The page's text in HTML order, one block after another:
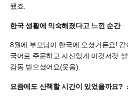
됐죠.
한국 생활에 익숙해졌다고 느낀 순간
8월에 부모님이 한국에 오셨거든요!
국어로 주문하고 자신있게 이것저것
감동 받으셨어요(웃음).
요즘에도 산책할 시간이 있었을까요?